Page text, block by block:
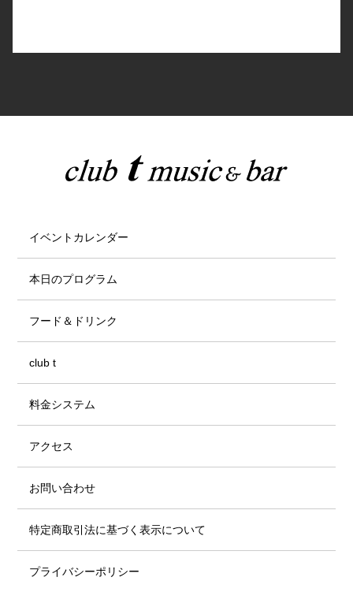
イベントカレンダー
本日のプログラム
フード＆ドリンク
club t
料金システム
アクセス
お問い合わせ
特定商取引法に基づく表示について
プライバシーポリシー